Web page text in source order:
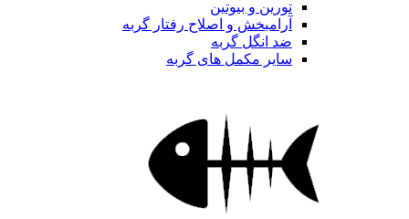
تورین و بیوتین
آرامبخش و اصلاح رفتار گربه
ضد انگل گربه
سایر مکمل های گربه